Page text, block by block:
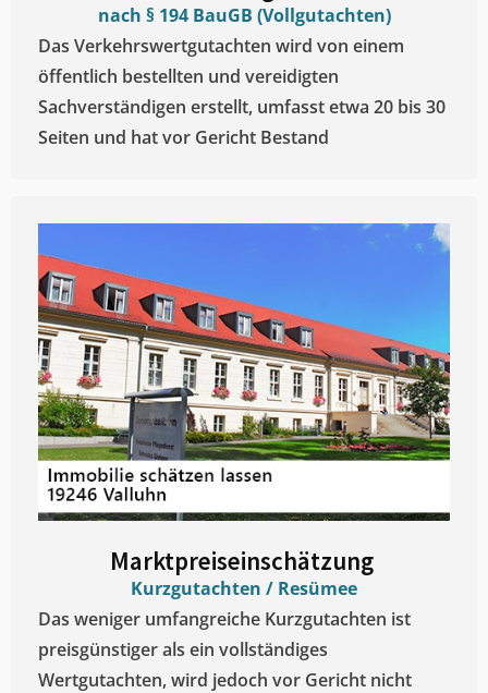
nach § 194 BauGB (Vollgutachten)
Das Verkehrswertgutachten wird von einem
öffentlich bestellten und vereidigten
Sachverständigen erstellt, umfasst etwa 20 bis 30
Seiten und hat vor Gericht Bestand
Marktpreiseinschätzung ​
Kurzgutachten / Resümee
Das weniger umfangreiche Kurzgutachten ist
preisgünstiger als ein vollständiges
Wertgutachten, wird jedoch vor Gericht nicht